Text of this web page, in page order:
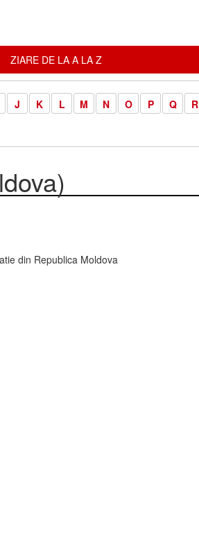
ZIARE DE LA A LA Z
J K L M N O P Q R
din Republica Moldova